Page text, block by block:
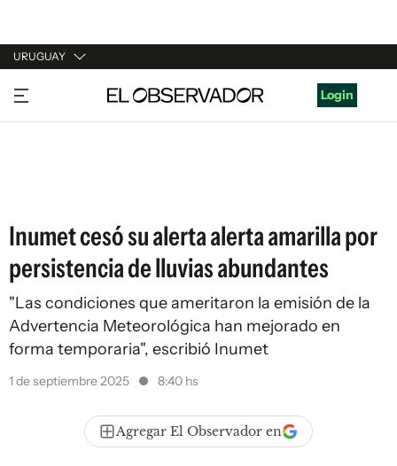
URUGUAY
URUGUAY
ARGENTINA
Login
Inumet cesó su alerta alerta amarilla por
persistencia de lluvias abundantes
"Las condiciones que ameritaron la emisión de la
Advertencia Meteorológica han mejorado en
forma temporaria", escribió Inumet
1 de septiembre 2025 8:40 hs
Agregar El Observador en